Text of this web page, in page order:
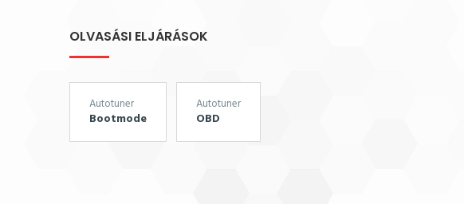
OLVASÁSI ELJÁRÁSOK
Autotuner
Bootmode
Autotuner
OBD